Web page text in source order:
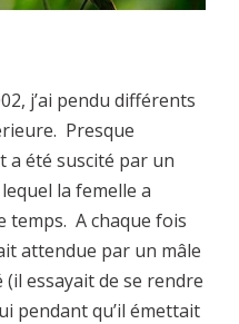
j’ai pendu différents
Presque
été suscité par un
la femelle a
temps. A chaque fois
attendue par un mâle
essayait de se rendre
pendant qu’il émettait